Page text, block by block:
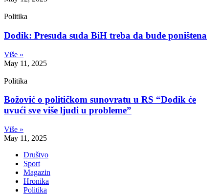
Politika
Dodik: Presuda suda BiH treba da bude poništena
Više »
May 11, 2025
Politika
Božović o političkom sunovratu u RS “Dodik će
uvući sve više ljudi u probleme”
Više »
May 11, 2025
Društvo
Sport
Magazin
Hronika
Politika